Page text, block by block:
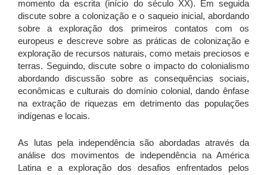
momento da escrita (início do século XX). Em seguida
discute sobre a colonização e o saqueio inicial, abordando
sobre a exploração dos primeiros contatos com os
europeus e descreve sobre as práticas de colonização e
exploração de recursos naturais, como metais preciosos e
terras. Seguindo, discute sobre o impacto do colonialismo
abordando discussão sobre as consequências sociais,
econômicas e culturais do domínio colonial, dando ênfase
na extração de riquezas em detrimento das populações
indígenas e locais.
As lutas pela independência são abordadas através da
análise dos movimentos de independência na América
Latina e a exploração dos desafios enfrentados pelos